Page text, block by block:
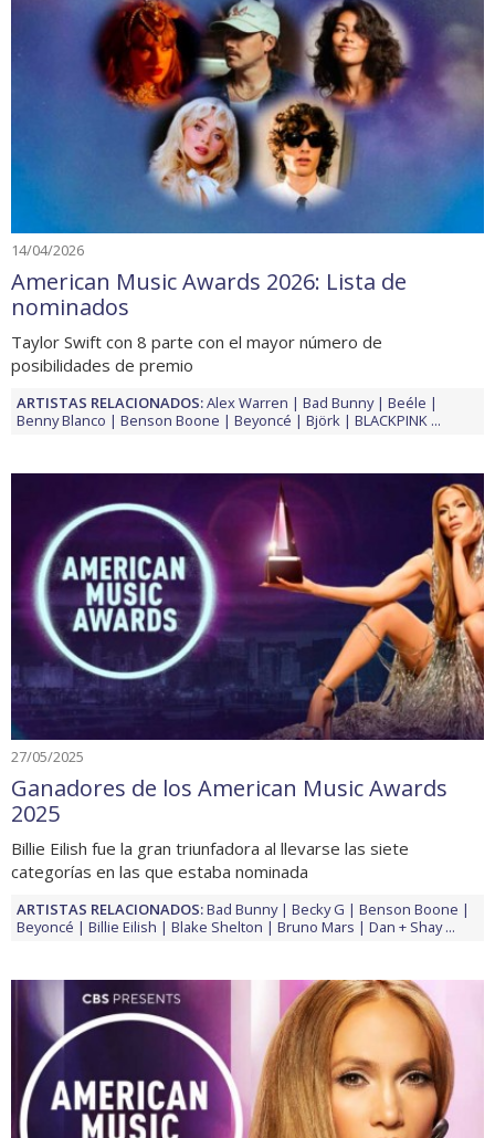
14/04/2026
American Music Awards 2026: Lista de
nominados
Taylor Swift con 8 parte con el mayor número de
posibilidades de premio
ARTISTAS RELACIONADOS:Alex Warren Bad Bunny
Beéle
Benny Blanco
Benson Boone Beyoncé Björk BLACKPINK ...
27/05/2025
Ganadores de los American Music Awards
2025
Billie Eilish fue la gran triunfadora al llevarse las siete
categorías en las que estaba nominada
ARTISTAS RELACIONADOS:Bad Bunny Becky G
Benson Boone
Beyoncé
Billie Eilish Blake Shelton Bruno Mars Dan + Shay...